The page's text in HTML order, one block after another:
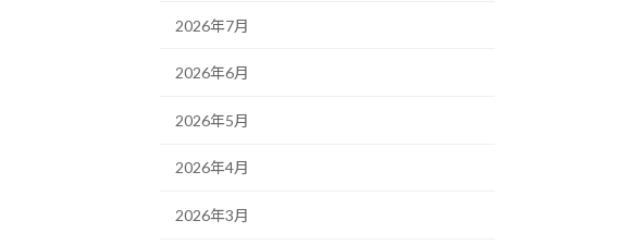
2026年7月
2026年6月
2026年5月
2026年4月
2026年3月